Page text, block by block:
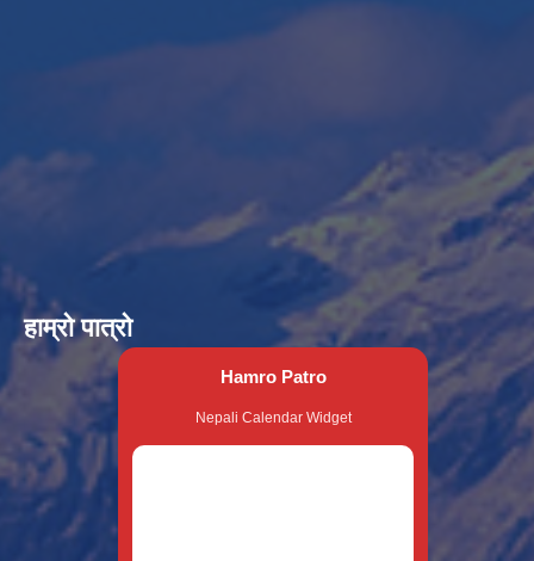
हाम्रो पात्रो
Hamro Patro
Nepali Calendar Widget